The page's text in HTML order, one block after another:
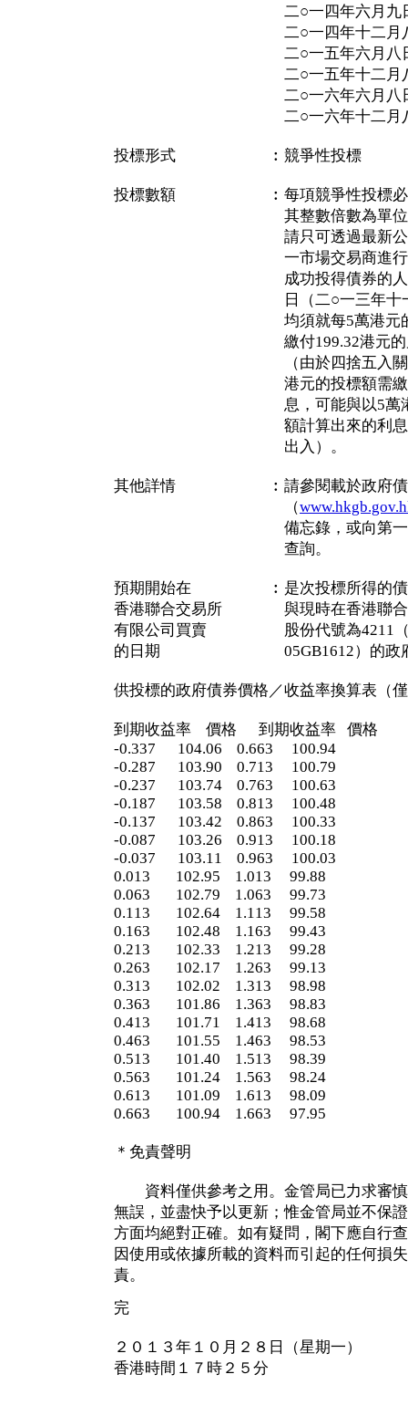
二○一四年六月九
二○一四年十二月八
二○一五年六月八
二○一五年十二月八
二○一六年六月八
二○一六年十二月八
投標形式 ︰競爭性投標
投標數額 ︰每項競爭性投標必須
其整數倍數為單位。任
請只可透過最新公布名
一市場交易商進行
成功投得債券的人士於
日（二○一三年十一月
均須就每5萬港元的最
繳付199.32港元的累計
（由於四捨五入關係，
港元的投標額需繳付的
息，可能與以5萬港元
額計算出來的利息數
出入）。
其他詳情 ︰請參閱載於政府債
（
備忘錄，或向第一市場
查詢。
預期開始在 ︰是次投標所得的債
香港聯合交易所 與現時在香港聯合
有限公司買賣 股份代號為4211（
的日期 05GB1612）的政府
供投標的政府債券價格／收益率換算表（
到期收益率 價格 到期收益率 價格
-0.337 104.06 0.663 100.94
-0.287 103.90 0.713 100.79
-0.237 103.74 0.763 100.63
-0.187 103.58 0.813 100.48
-0.137 103.42 0.863 100.33
-0.087 103.26 0.913 100.18
-0.037 103.11 0.963 100.03
0.013 102.95 1.013 99.88
0.063 102.79 1.063 99.73
0.113 102.64 1.113 99.58
0.163 102.48 1.163 99.43
0.213 102.33 1.213 99.28
0.263 102.17 1.263 99.13
0.313 102.02 1.313 98.98
0.363 101.86 1.363 98.83
0.413 101.71 1.413 98.68
0.463 101.55 1.463 98.53
0.513 101.40 1.513 98.39
0.563 101.24 1.563 98.24
0.613 101.09 1.613 98.09
0.663 100.94 1.663 97.95
＊免責聲明
資料僅供參考之用。金管局已力求審慎
無誤，並盡快予以更新；惟金管局並不保
方面均絕對正確。如有疑問，閣下應自行
因使用或依據所載的資料而引起的任何損
責。
完
２０１３年１０月２８日（星期一）
香港時間１７時２５分